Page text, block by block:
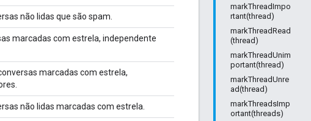
markThreadImpo
rtant(thread)
markThreadRead
(thread)
markThreadUnim
portant(thread)
markThreadUnre
ad(thread)
markThreadsImp
ortant(threads)
não lidas que são spam.
marcadas com estrela, independente
marcadas com estrela,
não lidas marcadas com estrela.